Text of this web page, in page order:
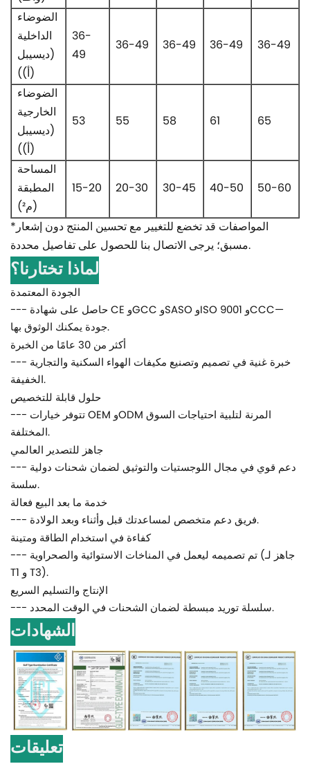
الضوضاء
الداخلية
(ديسيبل
(أ))
36-
49
36-49 36-49 36-49 36-49
الضوضاء
الخارجية
(ديسيبل
(أ))
53 55 58 61 65
المساحة
المطبقة
(م²)
15-20 20-30 30-45 40-50 50-60
*المواصفات قد تخضع للتغيير مع تحسين المنتج دون إشعار
مسبق؛ يرجى الاتصال بنا للحصول على تفاصيل محددة.
لماذا تختارنا؟
الجودة المعتمدة
--- حاصل على شهادة CE وGCC وSASO وISO 9001 وCCC—
جودة يمكنك الوثوق بها.
أكثر من 30 عامًا من الخبرة
--- خبرة غنية في تصميم وتصنيع مكيفات الهواء السكنية والتجارية
الخفيفة.
حلول قابلة للتخصيص
--- تتوفر خيارات OEM وODM المرنة لتلبية احتياجات السوق
المختلفة.
جاهز للتصدير العالمي
--- دعم قوي في مجال اللوجستيات والتوثيق لضمان شحنات دولية
سلسة.
خدمة ما بعد البيع فعالة
--- فريق دعم متخصص لمساعدتك قبل وأثناء وبعد الولادة.
كفاءة في استخدام الطاقة ومتينة
--- تم تصميمه ليعمل في المناخات الاستوائية والصحراوية (جاهز لـ
T1 و T3).
الإنتاج والتسليم السريع
--- سلسلة توريد مبسطة لضمان الشحنات في الوقت المحدد.
الشهادات
تعليقات